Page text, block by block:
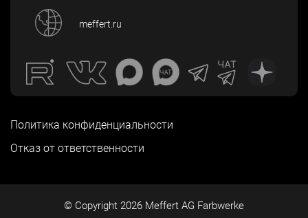
meffert.ru
Политика конфиденциальности
Отказ от ответственности
© Copyright 2026 Meffert AG Farbwerke